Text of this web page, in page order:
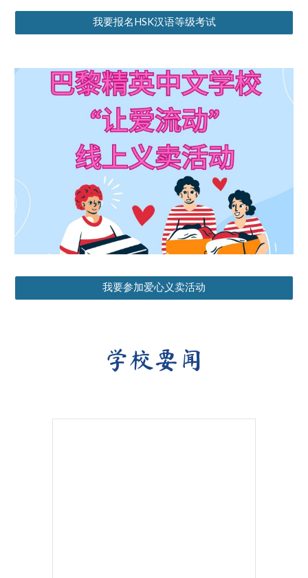
我要报名HSK汉语等级考试
我要参加爱心义卖活动
学校要闻